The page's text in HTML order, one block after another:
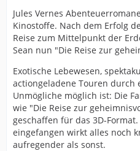
Jules Vernes
Kinostoffe. Nach dem Erfolg
Reise zum Mittelpunkt der
Sean nun "Die Reise zur
Exotische Lebewesen,
actiongeladene Touren durch
Unmögliche möglich ist: Die
wie "Die Reise zur
geschaffen für das 3D-
eingefangen wirkt alles noch
aufregender als sonst.